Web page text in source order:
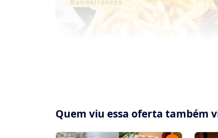
Quem viu essa oferta também